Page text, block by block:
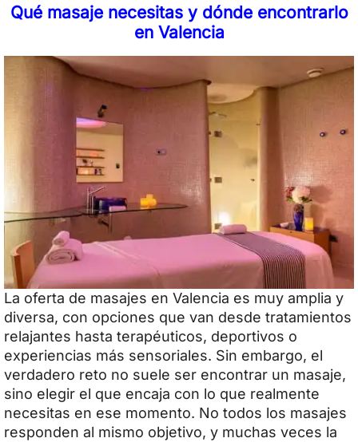
Qué masaje necesitas y dónde encontrarlo
en Valencia
La oferta de masajes en Valencia es muy amplia y
diversa, con opciones que van desde tratamientos
relajantes hasta terapéuticos, deportivos o
experiencias más sensoriales. Sin embargo, el
verdadero reto no suele ser encontrar un masaje,
sino elegir el que encaja con lo que realmente
necesitas en ese momento. No todos los masajes
responden al mismo objetivo, y muchas veces la